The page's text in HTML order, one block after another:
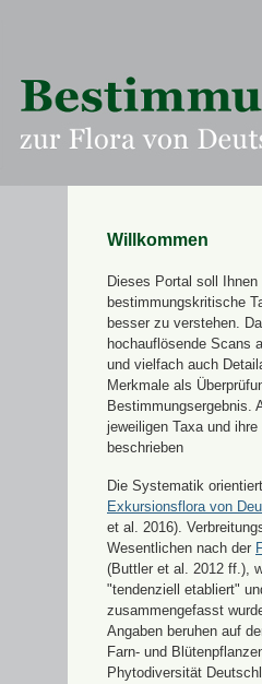
Willkommen
Dieses Portal soll Ihnen
bestimmungskritische
besser zu verstehen.
hochauflösende Scans
und vielfach auch
Merkmale als
Bestimmungsergebnis.
jeweiligen Taxa und
beschrieben
Die Systematik
Exkursionsflora von
et al. 2016).
Wesentlichen nach der
(Buttler et al. 2012 ff.),
"tendenziell etabliert"
zusammengefasst
Angaben beruhen auf
Farn- und
Phytodiversität